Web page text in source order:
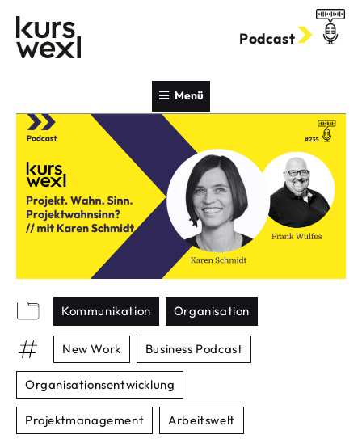
Inhalt
springen
Podcast
Menü
Kommunikation Organisation
New Work Business Podcast
Organisationsentwicklung
Projektmanagement Arbeitswelt